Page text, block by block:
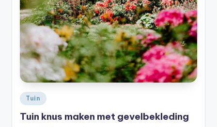
Geplaatst
in
Tuin
Tuin knus maken met gevelbekleding